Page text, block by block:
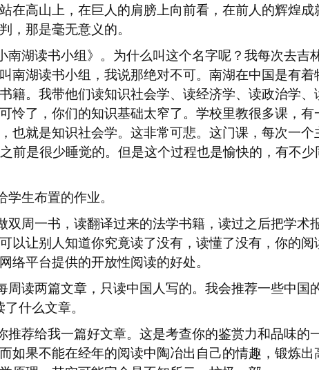
在高山上，在巨人的肩膀上向前看，在前人的辉煌
，那是毫无意义的。
南湖读书小组》。为什么叫这个名字呢？我每次去
南湖读书小组，我说那绝对不可。南湖在中国是有
书籍。我带他们读知识社会学、读经济学、读政治学
怜了，你们的知识基础太窄了。学校里教很多课，
也就是知识社会学。这非常可悲。这门课，每次一
前是很少睡觉的。但是这个过程也是愉快的，有不
学生布置的作业。
双周一书，读翻译过来的法学书籍，读过之后把学术
以让别人知道你究竟读了没有，读懂了没有，你的
络平台提供的开放性阅读的好处。
周读两篇文章，只读中国人写的。我会推荐一些中
什么文章。
推荐给我一篇好文章。这是考查你的鉴赏力和品味
如果不能在经年的阅读中陶冶出自己的情趣，锻炼